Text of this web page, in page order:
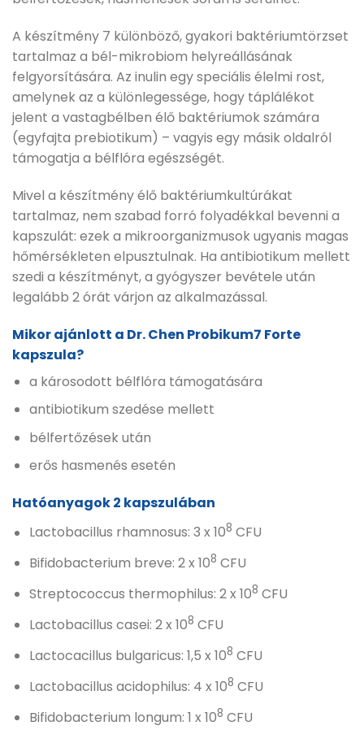
A készítmény 7 különböző, gyakori baktériumtörzset
tartalmaz a bél-mikrobiom helyreállásának
felgyorsítására. Az inulin egy speciális élelmi rost,
amelynek az a különlegessége, hogy táplálékot
jelent a vastagbélben élő baktériumok számára
(egyfajta prebiotikum) – vagyis egy másik oldalról
támogatja a bélflóra egészségét.
Mivel a készítmény élő baktériumkultúrákat
tartalmaz, nem szabad forró folyadékkal bevenni a
kapszulát: ezek a mikroorganizmusok ugyanis magas
hőmérsékleten elpusztulnak. Ha antibiotikum mellett
szedi a készítményt, a gyógyszer bevétele után
legalább 2 órát várjon az alkalmazással.
Mikor ajánlott a Dr. Chen Probikum7 Forte
kapszula?
a károsodott bélflóra támogatására
antibiotikum szedése mellett
bélfertőzések után
erős hasmenés esetén
Hatóanyagok 2 kapszulában
Lactobacillus rhamnosus: 3 x 108 CFU
Bifidobacterium breve: 2 x 108 CFU
Streptococcus thermophilus: 2 x 108 CFU
Lactobacillus casei: 2 x 108 CFU
Lactocacillus bulgaricus: 1,5 x 108 CFU
Lactobacillus acidophilus: 4 x 108 CFU
Bifidobacterium longum: 1 x 108 CFU